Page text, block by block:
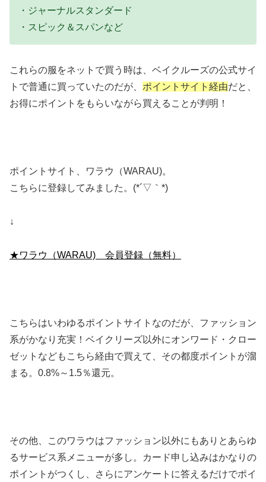
・ジャーナルスタンダード
・スピック＆スパンなど
これらの服をネットで買う時は、ベイクルーズの公式サイ
トで普通に買っていたのだが、 ポイントサイト経由だと、
お得にポイントをもらいながら買えることが判明！
ポイントサイト、ワラウ（WARAU)。
こちらに登録してみました。(*´▽｀*)
↓
★ワラウ（WARAU) 会員登録（無料）
こちらはいわゆるポイントサイトなのだが、ファッション
系がかなり充実！ベイクリーズ以外にオンワード・クロー
ゼットなどもこちら経由で買えて、その都度ポイントが溜
まる。0.8%～1.5％還元。
その他、このワラウはファッション以外にもありとあらゆ
るサービス系メニューが多し。カード申し込みはかなりの
ポイントがつくし、さらにアンケートに答えるだけでポイ